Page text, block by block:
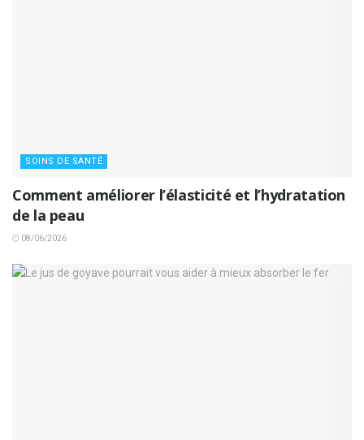
SOINS DE SANTÉ
Comment améliorer l’élasticité et l’hydratation
de la peau
08/06/2026